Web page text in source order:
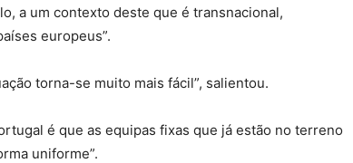
a um contexto deste que é transnacional,
europeus”.
torna-se muito mais fácil”, salientou.
é que as equipas fixas que já estão no terreno
uniforme”.